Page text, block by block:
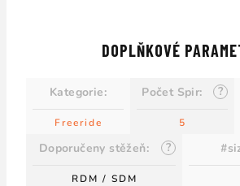
DOPLŇKOVÉ
Kategorie:
Freeride
?
Počet Spir:
5
?
Doporučeny stěžeň:
RDM / SDM